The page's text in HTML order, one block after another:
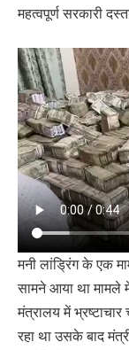
महत्वपूर्ण सरकारी
मनी लांड्रिंग के एक
सामने आया था मामले
मंत्रालय में
रहा था उसके बाद